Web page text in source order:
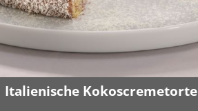
Italienische Kokoscremetorte